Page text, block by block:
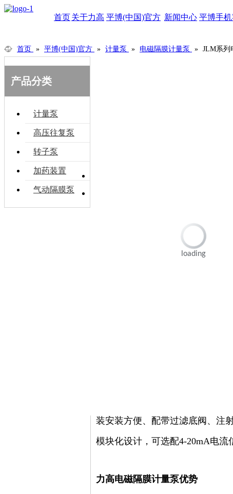
首页关于力高 平博(中国)官方 新闻中心 平博手
首页 » 平博(中国)官方 » 计量泵 » 电磁隔膜计量泵 » JLM系列
产品分类
计量泵
高压往复泵
转子泵
加药装置
气动隔膜泵
loading
膜片材质：PTFE（过流端面）
具有手动调节冲程改变流量和调
装安装方便、配带过滤底阀、注
模块化设计，可选配4-20mA电流
力高电磁隔膜计量泵优势